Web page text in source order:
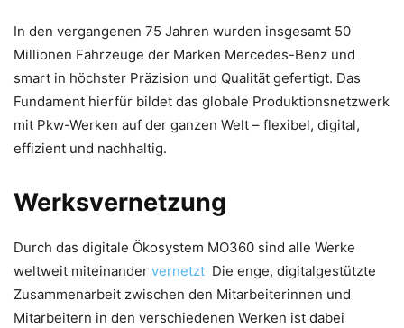
In den vergangenen 75 Jahren wurden insgesamt 50
Millionen Fahrzeuge der Marken Mercedes-Benz und
smart in höchster Präzision und Qualität gefertigt. Das
Fundament hierfür bildet das globale Produktionsnetzwerk
mit Pkw-Werken auf der ganzen Welt – flexibel, digital,
effizient und nachhaltig.
Werksvernetzung
Durch das digitale Ökosystem MO360 sind alle Werke
weltweit miteinander vernetzt Die enge, digitalgestützte
Zusammenarbeit zwischen den Mitarbeiterinnen und
Mitarbeitern in den verschiedenen Werken ist dabei